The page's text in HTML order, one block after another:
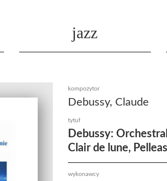
jazz
kompozytor
Debussy, Claude
tytuł
Debussy:
Clair de lune,
wykonawcy